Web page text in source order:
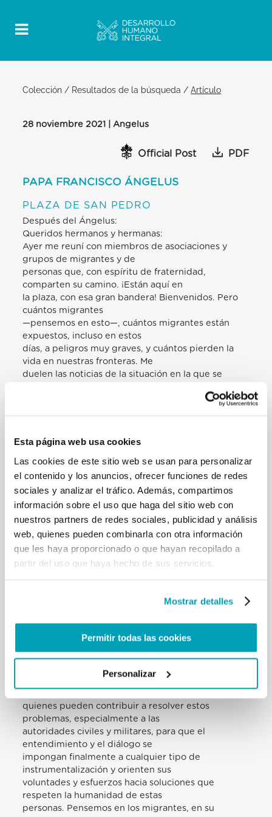
Esta página web usa cookies
Las cookies de este sitio web se usan para personalizar
el contenido y los anuncios, ofrecer funciones de redes
sociales y analizar el tráfico. Además, compartimos
información sobre el uso que haga del sitio web con
nuestros partners de redes sociales, publicidad y análisis
web, quienes pueden combinarla con otra información
que les haya proporcionado o que hayan recopilado a
partir del uso que haya hecho de sus servicios.
Mostrar detalles
Permitir todas las cookies
Personalizar
Colección / Resultados de la búsqueda /Artículo
28 noviembre 2021 | Angelus
Official Post PDF
PAPA FRANCISCO ÁNGELUS
PLAZA DE SAN PEDRO
Después del Ángelus:
Queridos hermanos y hermanas:
Ayer me reuní con miembros de asociaciones y
grupos de migrantes y de
personas que, con espíritu de fraternidad,
comparten su camino. ¡Están aquí en
la plaza, con esa gran bandera! Bienvenidos. Pero
cuántos migrantes
—pensemos en esto—, cuántos migrantes están
expuestos, incluso en estos
días, a peligros muy graves, y cuántos pierden la
vida en nuestras fronteras. Me
duelen las noticias de la situación en la que se
que murieron en el Canal de la Mancha; de los que
que se ahogan en el
los que son repatriados al
norte de África, capturados por los traficantes, que
los convierten en esclavos:
venden a las mujeres, torturan a los hombres… De
los que, también esta
semana, han intentado cruzar el Mediterráneo
buscando una tierra de bienestar
y encontraron allí, en cambio, una tumba; y de
tantos otros. A los migrantes que
mi corazón: sepan que estoy cerca de ustedes.
como de otros lugares,
especialmente a las agencias nacionales de Cáritas
comprometen a aliviar su sufrimiento. Renuevo mi
quienes pueden contribuir a resolver estos
problemas, especialmente a las
autoridades civiles y militares, para que el
entendimiento y el diálogo se
impongan finalmente a cualquier tipo de
instrumentalización y orienten sus
voluntades y esfuerzos hacia soluciones que
respeten la humanidad de estas
personas. Pensemos en los migrantes, en su